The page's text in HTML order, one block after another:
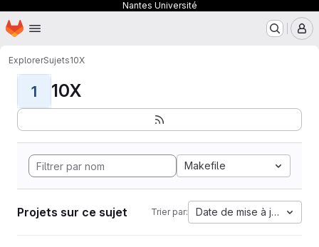
Nantes Université
Passer au contenu principal
Page d'accueil
ExplorerSujets10X
1 10X
Makefile
Projets sur ce sujet Trier par: Date de mise à jour